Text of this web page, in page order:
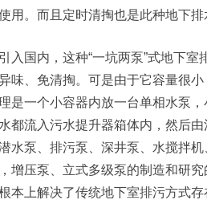
用。而且定时清掏也是此种地下
入国内，这种“一坑两泵”式地下
味、免清掏。可是由于它容量很
是一个小容器内放一台单相水泵
都流入污水提升器箱体内，然后
水泵、排污泵、深井泵、水搅拌
增压泵、立式多级泵的制造和研
本上解决了传统地下室排污方式